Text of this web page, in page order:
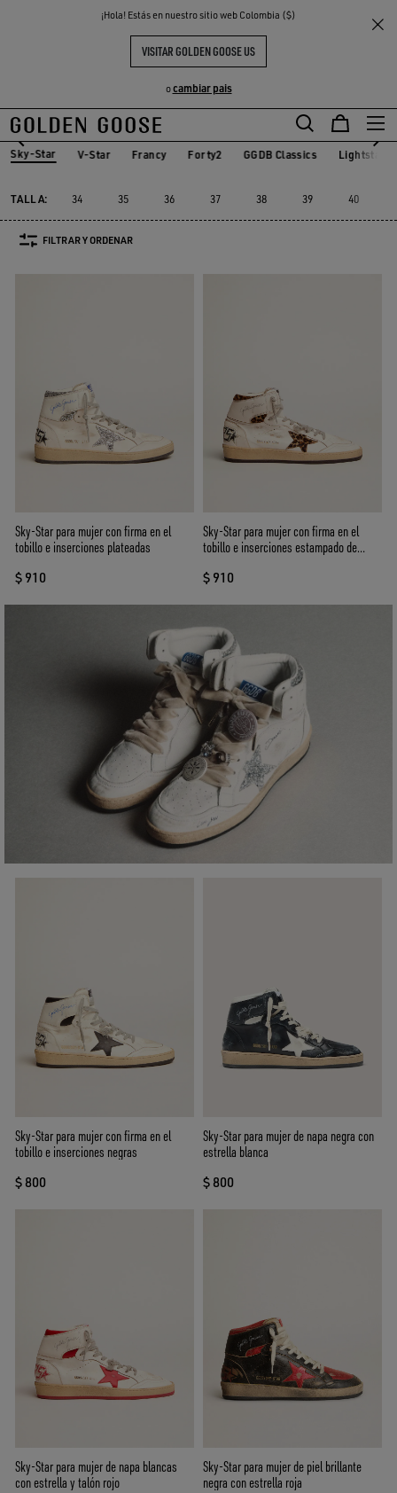
¡Hola! Estás en nuestro sitio web Colombia ($)
VISITAR GOLDEN GOOSE US
ocambiar pais
THE
COMMUNITY
Sneakers Sky-Star
SKY-STAR MUJER
Sky-Star V-Star Francy Forty2 GGDB Classics Lightstar
TALLA: 34 35 36 37 38 39 40
FILTRAR Y ORDENAR
Sky-Star para mujer con firma en el
tobillo e inserciones plateadas
$ 910
Sky-Star para mujer con firma en el
tobillo e inserciones estampado de
$ 910
Sky-Star para mujer con firma en el
tobillo e inserciones negras
$ 800
Sky-Star para mujer de napa negra con
estrella blanca
$ 800
Sky-Star para mujer de napa blancas
con estrella y talón rojo
Sky-Star para mujer de piel brillante
negra con estrella roja